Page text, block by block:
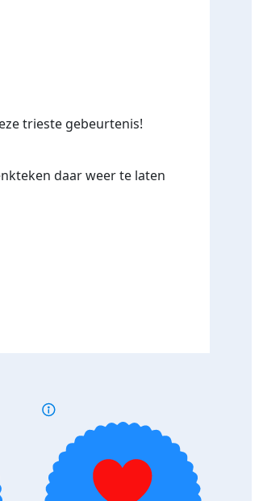
trieste gebeurtenis!
daar weer te laten